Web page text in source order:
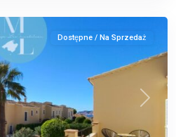
Dostępne / Na Sprzedaż